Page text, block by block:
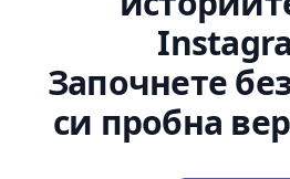
Започнете
си пробна